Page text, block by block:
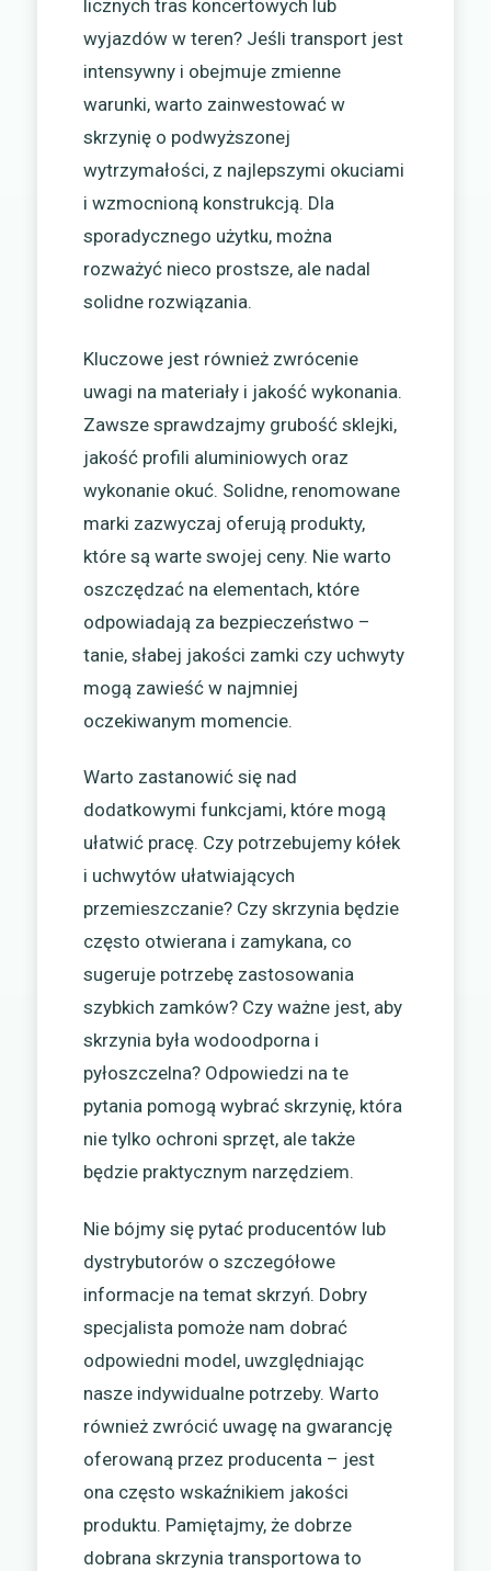
licznych tras koncertowych lub
wyjazdów w teren? Jeśli transport jest
intensywny i obejmuje zmienne
warunki, warto zainwestować w
skrzynię o podwyższonej
wytrzymałości, z najlepszymi okuciami
i wzmocnioną konstrukcją. Dla
sporadycznego użytku, można
rozważyć nieco prostsze, ale nadal
solidne rozwiązania.
Kluczowe jest również zwrócenie
uwagi na materiały i jakość wykonania.
Zawsze sprawdzajmy grubość sklejki,
jakość profili aluminiowych oraz
wykonanie okuć. Solidne, renomowane
marki zazwyczaj oferują produkty,
które są warte swojej ceny. Nie warto
oszczędzać na elementach, które
odpowiadają za bezpieczeństwo –
tanie, słabej jakości zamki czy uchwyty
mogą zawieść w najmniej
oczekiwanym momencie.
Warto zastanowić się nad
dodatkowymi funkcjami, które mogą
ułatwić pracę. Czy potrzebujemy kółek
i uchwytów ułatwiających
przemieszczanie? Czy skrzynia będzie
często otwierana i zamykana, co
sugeruje potrzebę zastosowania
szybkich zamków? Czy ważne jest, aby
skrzynia była wodoodporna i
pyłoszczelna? Odpowiedzi na te
pytania pomogą wybrać skrzynię, która
nie tylko ochroni sprzęt, ale także
będzie praktycznym narzędziem.
Nie bójmy się pytać producentów lub
dystrybutorów o szczegółowe
informacje na temat skrzyń. Dobry
specjalista pomoże nam dobrać
odpowiedni model, uwzględniając
nasze indywidualne potrzeby. Warto
również zwrócić uwagę na gwarancję
oferowaną przez producenta – jest
ona często wskaźnikiem jakości
produktu. Pamiętajmy, że dobrze
dobrana skrzynia transportowa to